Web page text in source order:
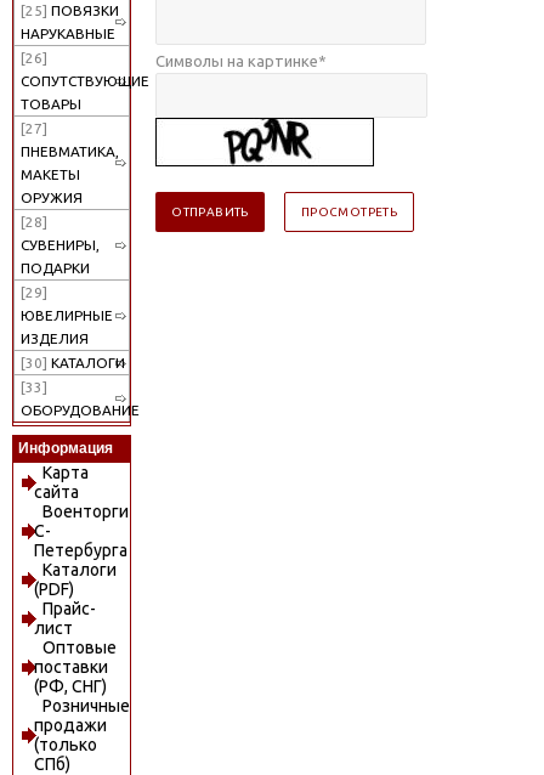
[25] ПОВЯЗКИ
НАРУКАВНЫЕ
[26]
СОПУТСТВУЮЩИЕ
ТОВАРЫ
[27]
ПНЕВМАТИКА,
МАКЕТЫ
ОРУЖИЯ
[28]
СУВЕНИРЫ,
ПОДАРКИ
[29]
ЮВЕЛИРНЫЕ
ИЗДЕЛИЯ
[30] КАТАЛОГИ
[33]
ОБОРУДОВАНИЕ
Информация
Карта
сайта
Военторги
С-
Петербурга
Каталоги
(PDF)
Прайс-
лист
Оптовые
поставки
(РФ, СНГ)
Розничные
продажи
(только
СПб)
Символы на картинке*